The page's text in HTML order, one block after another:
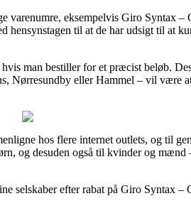
varenumre, eksempelvis Giro Syntax
hensynstagen til at de har udsigt til at
man bestiller for et præcist beløb.
eller Hammel – vil være
hos flere internet outlets, og til
og desuden også til kvinder og
selskaber efter rabat på Giro Syntax